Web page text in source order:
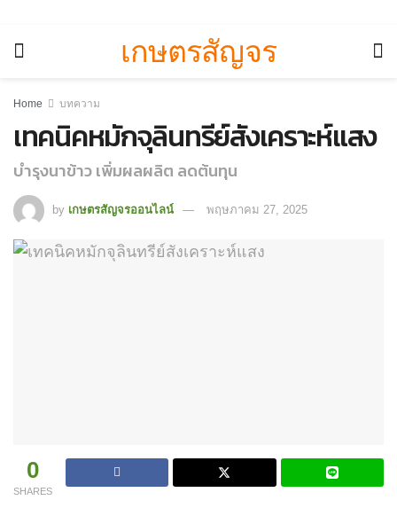
เกษตรสัญจร
Home บทความ
เทคนิคหมักจุลินทรีย์สังเคราะห์แสง
บำรุงนาข้าว เพิ่มผลผลิต ลดต้นทุน
by เกษตรสัญจรออนไลน์ พฤษภาคม 27, 2025
0
SHARES